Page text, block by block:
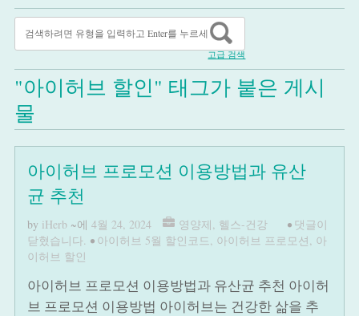
고급 검색
"아이허브 할인" 태그가 붙은 게시
물
아이허브 프로모션 이용방법과 유산
균 추천
by iHerb ~에 4월 24, 2024 영양제, 헬스-건강 • 댓글이
닫혔습니다. • 아이허브 5월 할인코드, 아이허브 프로모션, 아
이허브 할인
아이허브 프로모션 이용방법과 유산균 추천 아이허
브 프로모션 이용방법 아이허브는 건강한 삶을 추